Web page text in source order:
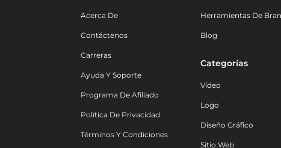
Acerca De
Contáctenos
Carreras
Ayuda Y Soporte
Programa De Afiliado
Política De Privacidad
Términos Y Condiciones
Herramientas De
Blog
Categorías
Vídeo
Logo
Diseño Gráfico
Sitio Web